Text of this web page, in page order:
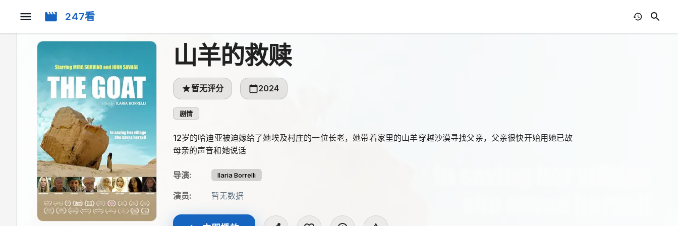
247看
山羊的救赎
暂无评分 2024
剧情
12岁的哈迪亚被迫嫁给了她埃及村庄的一位长老，她带着家里的山羊穿越沙漠寻找父亲，父亲很快开始用她已故
母亲的声音和她说话
导演: Ilaria Borrelli
演员: 暂无数据